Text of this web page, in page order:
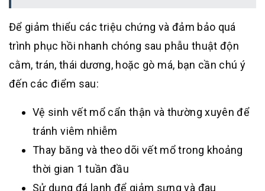
Để giảm thiểu các triệu chứng và đảm bảo quá
trình phục hồi nhanh chóng sau phẫu thuật độn
cằm, trán, thái dương, hoặc gò má, bạn cần chú ý
đến các điểm sau:
Vệ sinh vết mổ cẩn thận và thường xuyên để
tránh viêm nhiễm
Thay băng và theo dõi vết mổ trong khoảng
thời gian 1 tuần đầu
Sử dụng đá lạnh để giảm sưng và đau